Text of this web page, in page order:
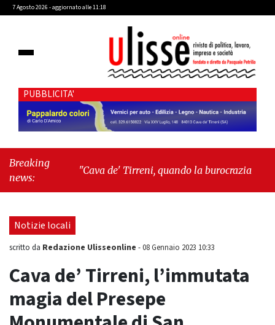
7 Agosto 2026 - aggiornato alle 11:18
PUBBLICITA'
Breaking
news:
"Cava de' Tirreni, quando la burocrazia dimentica
perché esiste"
Notizie locali
scritto da Redazione Ulisseonline -08 Gennaio 2023 10:33
Cava de’ Tirreni, l’immutata
magia del Presepe